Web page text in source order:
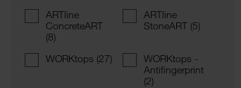
ARTline
ConcreteART
(8)
ARTline
StoneART (5)
WORKtops (27)
WORKtops -
Antifingerprint
(2)